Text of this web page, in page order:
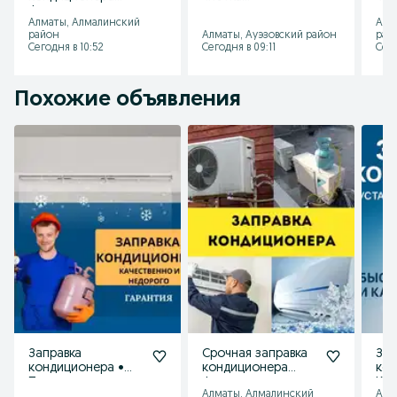
кондиционер
Алматы, Алмалинский
район
Сегодня в 10:52
Алматы, Ауэзовский район
Сегодня в 09:11
Похожие объявления
Заправка
кондиционера •
Срочная заправка
кондиционера
Алматы, Алмалинский